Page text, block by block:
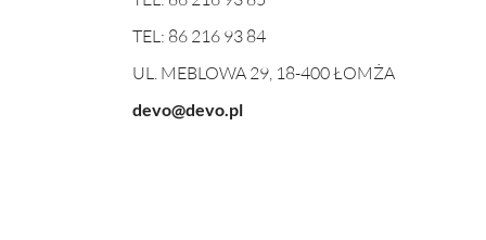
TEL: 86 216 93 84
UL. MEBLOWA 29, 18-400 ŁOMŻA
devo@devo.pl